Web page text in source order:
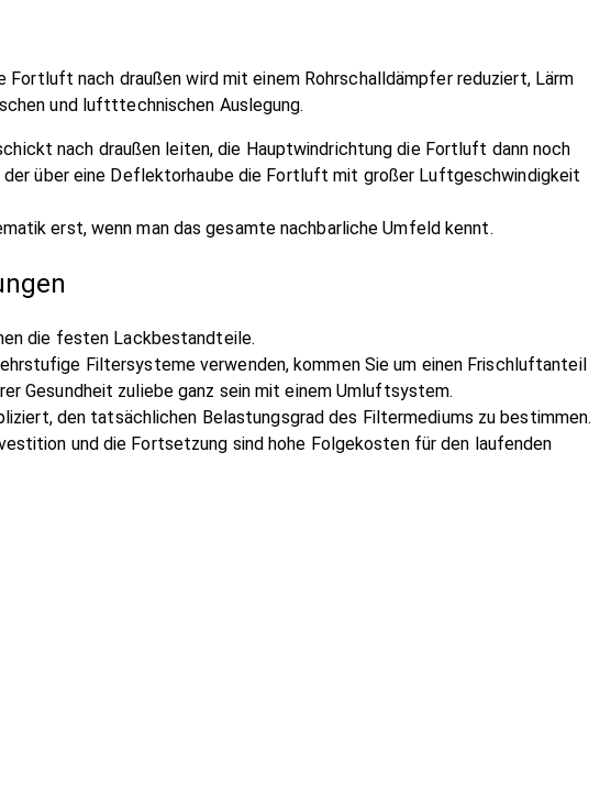
nach draußen wird mit einem Rohrschalldämpfer reduziert, Lärm
und luftttechnischen Auslegung.
nach draußen leiten, die Hauptwindrichtung die Fortluft dann noch
der über eine Deflektorhaube die Fortluft mit großer Luftgeschwindigkeit
erst, wenn man das gesamte nachbarliche Umfeld kennt.
die festen Lackbestandteile.
Filtersysteme verwenden, kommen Sie um einen Frischluftanteil
Gesundheit zuliebe ganz sein mit einem Umluftsystem.
den tatsächlichen Belastungsgrad des Filtermediums zu bestimmen.
und die Fortsetzung sind hohe Folgekosten für den laufenden